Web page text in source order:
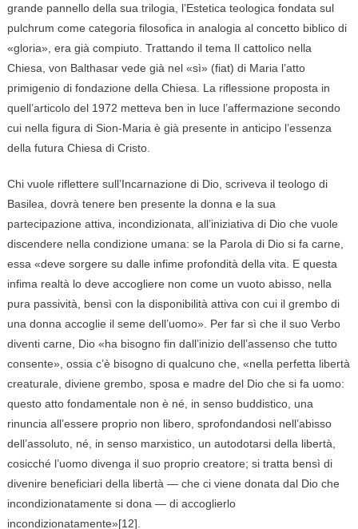
grande pannello della sua trilogia, l’Estetica teologica fondata sul
pulchrum come categoria filosofica in analogia al concetto biblico di
«gloria», era già compiuto. Trattando il tema Il cattolico nella
Chiesa, von Balthasar vede già nel «sì» (fiat) di Maria l’atto
primigenio di fondazione della Chiesa. La riflessione proposta in
quell’articolo del 1972 metteva ben in luce l’affermazione secondo
cui nella figura di Sion-Maria è già presente in anticipo l’essenza
della futura Chiesa di Cristo.
Chi vuole riflettere sull’Incarnazione di Dio, scriveva il teologo di
Basilea, dovrà tenere ben presente la donna e la sua
partecipazione attiva, incondizionata, all’iniziativa di Dio che vuole
discendere nella condizione umana: se la Parola di Dio si fa carne,
essa «deve sorgere su dalle infime profondità della vita. E questa
infima realtà lo deve accogliere non come un vuoto abisso, nella
pura passività, bensì con la disponibilità attiva con cui il grembo di
una donna accoglie il seme dell’uomo». Per far sì che il suo Verbo
diventi carne, Dio «ha bisogno fin dall’inizio dell’assenso che tutto
consente», ossia c’è bisogno di qualcuno che, «nella perfetta libertà
creaturale, diviene grembo, sposa e madre del Dio che si fa uomo:
questo atto fondamentale non è né, in senso buddistico, una
rinuncia all’essere proprio non libero, sprofondandosi nell’abisso
dell’assoluto, né, in senso marxistico, un autodotarsi della libertà,
cosicché l’uomo divenga il suo proprio creatore; si tratta bensì di
divenire beneficiari della libertà — che ci viene donata dal Dio che
incondizionatamente si dona — di accoglierlo
incondizionatamente»[12].